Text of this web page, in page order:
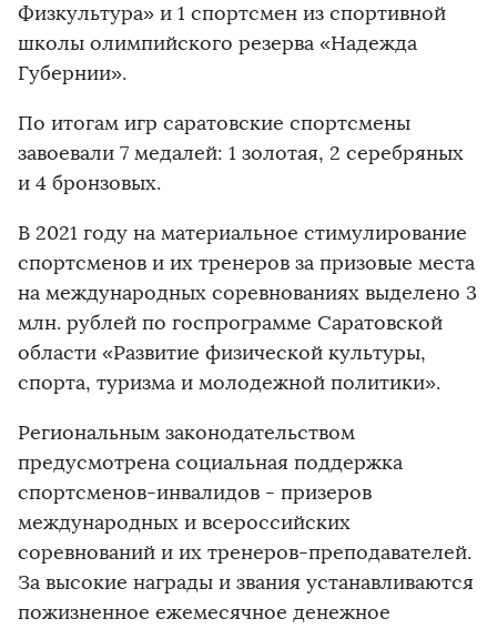
Физкультура» и 1 спортсмен из спортивной
школы олимпийского резерва «Надежда
Губернии».
По итогам игр саратовские спортсмены
завоевали 7 медалей: 1 золотая, 2 серебряных
и 4 бронзовых.
В 2021 году на материальное стимулирование
спортсменов и их тренеров за призовые места
на международных соревнованиях выделено 3
млн. рублей по госпрограмме Саратовской
области «Развитие физической культуры,
спорта, туризма и молодежной политики».
Региональным законодательством
предусмотрена социальная поддержка
спортсменов-инвалидов - призеров
международных и всероссийских
соревнований и их тренеров-преподавателей.
За высокие награды и звания устанавливаются
пожизненное ежемесячное денежное